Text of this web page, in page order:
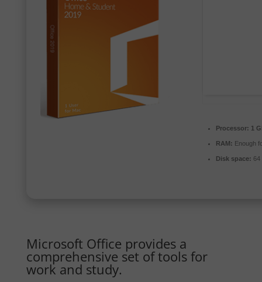
Processor: 1
RAM: Enough
Disk space: 64
Microsoft Office provides a
comprehensive set of tools for
work and study.